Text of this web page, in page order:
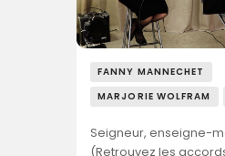
FANNY MANNECHET
MARJORIE WOLFRAM
Seigneur, enseigne-
(Retrouvez les